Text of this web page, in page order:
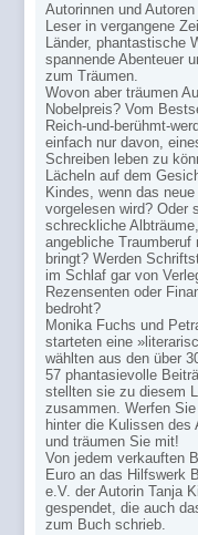
Autorinnen und
Leser in vergangene
Länder, phantastische
spannende Abenteuer
zum Träumen.
Wovon aber träumen
Nobelpreis? Vom
Reich-und-berühmt-
einfach nur davon,
Schreiben leben zu
Lächeln auf dem
Kindes, wenn das
vorgelesen wird? Oder
schreckliche
angebliche Traumberuf
bringt? Werden
im Schlaf gar von
Rezensenten oder
bedroht?
Monika Fuchs und
starteten eine
wählten aus den über
57 phantasievolle
stellten sie zu diesem
zusammen. Werfen
hinter die Kulissen des
und träumen Sie mit!
Von jedem verkauften
Euro an das Hilfswerk
e.V. der Autorin Tanja
gespendet, die auch
zum Buch schrieb.